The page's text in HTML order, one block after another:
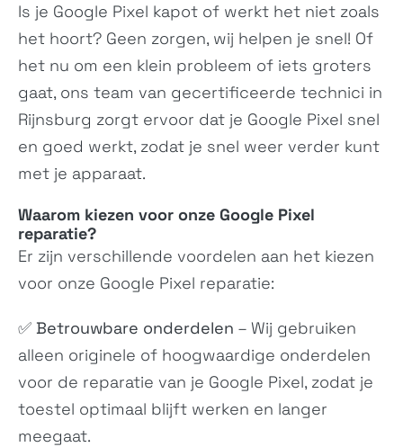
Is je Google Pixel kapot of werkt het niet zoals
het hoort? Geen zorgen, wij helpen je snel! Of
het nu om een klein probleem of iets groters
gaat, ons team van gecertificeerde technici in
Rijnsburg zorgt ervoor dat je Google Pixel snel
en goed werkt, zodat je snel weer verder kunt
met je apparaat.
Waarom kiezen voor onze Google Pixel
reparatie?
Er zijn verschillende voordelen aan het kiezen
voor onze Google Pixel reparatie:
✅ Betrouwbare onderdelen – Wij gebruiken
alleen originele of hoogwaardige onderdelen
voor de reparatie van je Google Pixel, zodat je
toestel optimaal blijft werken en langer
meegaat.